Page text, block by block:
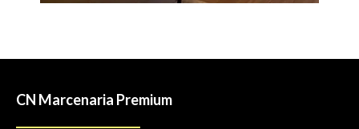
CN Marcenaria Premium